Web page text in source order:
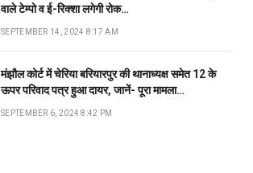
वाले टेम्पो व ई-रिक्शा लगेगी रोक…
SEPTEMBER 14, 2024 8:17 AM
मंझौल कोर्ट में चेरिया बरियारपुर की थानाध्यक्ष समेत 12 के
ऊपर परिवाद पत्र हुआ दायर, जानें- पूरा मामला…
SEPTEMBER 6, 2024 8:42 PM